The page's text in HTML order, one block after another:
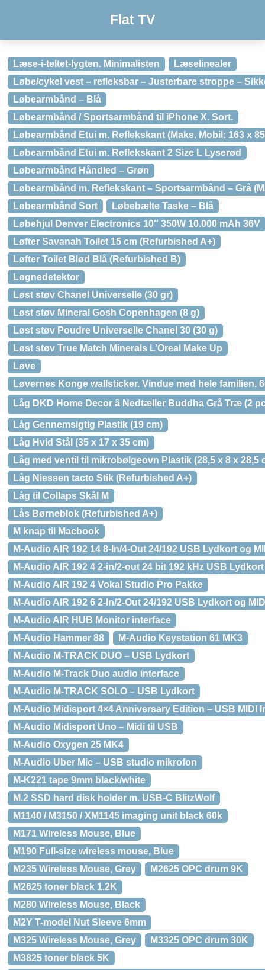
Flat TV
Læse-i-teltet-lygten. Minimalisten
Læselinealer
Løbe/cykel vest – refleksbar – Justerbare stroppe –
Løbearmbånd – Blå
Løbearmbånd / Sportsarmbånd til iPhone X. Sort.
Løbearmbånd Etui m. Reflekskant (Maks. Mobil: 163 x
Løbearmbånd Etui m. Reflekskant 2 Size L Lyserød
Løbearmbånd Håndled – Grøn
Løbearmbånd m. Reflekskant – Sportsarmbånd – Grå
Løbearmbånd Sort
Løbebælte Taske – Blå
Løbehjul Denver Electronics 10″ 350W 10.000 mAh 36V
Løfter Savanah Toilet 15 cm (Refurbished A+)
Løfter Toilet Blød Blå (Refurbished B)
Løgnedetektor
Løst støv Chanel Universelle (30 gr)
Løst støv Mineral Gosh Copenhagen (8 g)
Løst støv Poudre Universelle Chanel 30 (30 g)
Løst støv True Match Minerals L’Oreal Make Up
Løve
Løvernes Konge wallsticker. Vindue med hele familien.
Låg DKD Home Decor â Nedtæller Buddha Grå Træ (2
Låg Gennemsigtig Plastik (19 cm)
Låg Hvid Stål (35 x 17 x 35 cm)
Låg med ventil til mikrobølgeovn Plastik (28,5 x 8 x 28,5
Låg Niessen tacto Stik (Refurbished A+)
Låg til Collaps Skål M
Lås Børneblok (Refurbished A+)
M knap til Macbook
M-Audio AIR 192 14 8-In/4-Out 24/192 USB Lydkort og
M-Audio AIR 192 4 2-in/2-out 24 bit 192 kHz USB Lydkort
M-Audio AIR 192 4 Vokal Studio Pro Pakke
M-Audio AIR 192 6 2-In/2-Out 24/192 USB Lydkort og
M-Audio AIR HUB Monitor interface
M-Audio Hammer 88
M-Audio Keystation 61 MK3
M-Audio M-TRACK DUO – USB Lydkort
M-Audio M-Track Duo audio interface
M-Audio M-TRACK SOLO – USB Lydkort
M-Audio Midisport 4×4 Anniversary Edition – USB MIDI
M-Audio Midisport Uno – Midi til USB
M-Audio Oxygen 25 MK4
M-Audio Uber Mic – USB studio mikrofon
M-K221 tape 9mm black/white
M.2 SSD hard disk holder m. USB-C BlitzWolf
M1140 / M3150 / XM1145 imaging unit black 60k
M171 Wireless Mouse, Blue
M190 Full-size wireless mouse, Blue
M235 Wireless Mouse, Grey
M2625 OPC drum 9K
M2625 toner black 1.2K
M280 Wireless Mouse, Black
M2Y T-model Nut Sleeve 6mm
M325 Wireless Mouse, Grey
M3325 OPC drum 30K
M3825 toner black 5K